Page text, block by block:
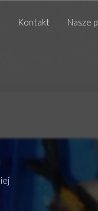
Kontakt Nasze